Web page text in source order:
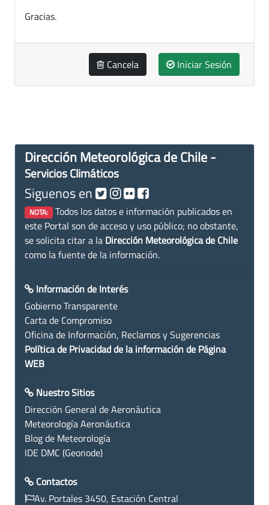
Gracias.
Cancela Iniciar Sesión
Dirección Meteorológica de Chile -
Servicios Climáticos
Siguenos en
NOTA: Todos los datos e información publicados en
este Portal son de acceso y uso público; no obstante,
se solicita citar a la Dirección Meteorológica de Chile
como la fuente de la información.
Información de Interés
Gobierno Transparente
Carta de Compromiso
Oficina de Información, Reclamos y Sugerencias
Política de Privacidad de la información de Página
WEB
Nuestro Sitios
Dirección General de Aeronáutica
Meteorología Aeronáutica
Blog de Meteorología
IDE DMC (Geonode)
Contactos
Av. Portales 3450, Estación Central